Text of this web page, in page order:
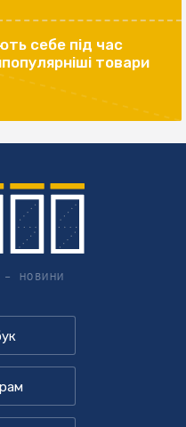
себе під час
товари
– НОВИНИ